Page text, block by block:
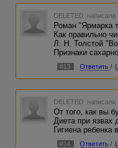
DELETED написала
Роман "Ярмарка
Как правильно
Л. Н. Толстой
Признаки
#13 Ответить /
DELETED написала
От того, как вы
Диета при язвах
Гигиена ребенка
#14 Ответить /